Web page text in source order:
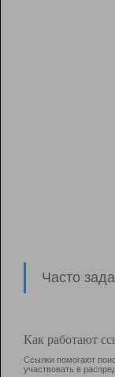
Часто
Как работают
Ссылки помогают
участвовать в